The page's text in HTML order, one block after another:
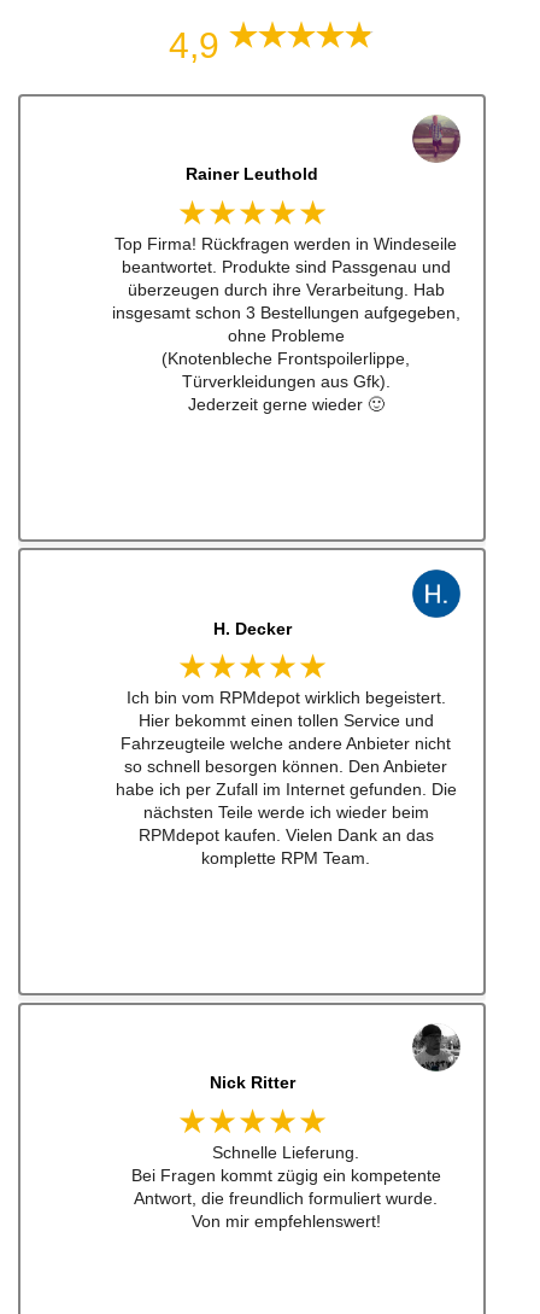
4,9
Dennis Lorenz (Inch)
★★★★★
Schneller Versandt, Top Qualität immerwieder
gerne bei euch #w201Commumity
J. B
★★★★★
Kann man zu 100% empfehlen. Habe einen
Schalthebel für einen w201 16v besteht.
Lieferung schnell und Konversation top.
Qualität der Teile ist wirklich top!!!
Empfehe ich sehr gerne weiter.
Ich werde bei zukünftigen Projekten hier als
erstes schauen. Mega Auswahl!
Immer gerne wieder:-)
jonas bitter
★★★★★
Hatte das luisi mirage lenkrad für einen sehr
guten Preis bestellt und war nach nicht mal
24h da. Sogar aufkleber waren dabei ... habe
ich schon lange nicht mehr erlebt .